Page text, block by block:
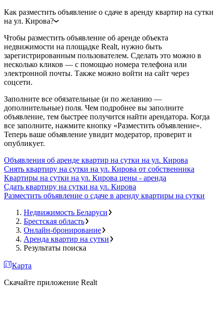
Как разместить объявление о сдаче в аренду квартир на сутки
на ул. Кирова?
Чтобы разместить объявление об аренде объекта
недвижимости на площадке Realt, нужно быть
зарегистрированным пользователем. Сделать это можно в
несколько кликов — с помощью номера телефона или
электронной почты. Также можно войти на сайт через
соцсети.
Заполните все обязательные (и по желанию —
дополнительные) поля. Чем подробнее вы заполните
объявление, тем быстрее получится найти арендатора. Когда
все заполните, нажмите кнопку «Разместить объявление».
Теперь ваше объявление увидит модератор, проверит и
опубликует.
Объявления об аренде квартир на сутки на ул. Кирова
Снять квартиру на сутки на ул. Кирова от собственника
Квартиры на сутки на ул. Кирова цены - аренда
Сдать квартиру на сутки на ул. Кирова
Разместить объявление о сдаче в аренду квартиры на сутки
Недвижимость Беларуси
Брестская область
Онлайн-бронирование
Аренда квартир на сутки
Результаты поиска
Карта
Скачайте приложение Realt